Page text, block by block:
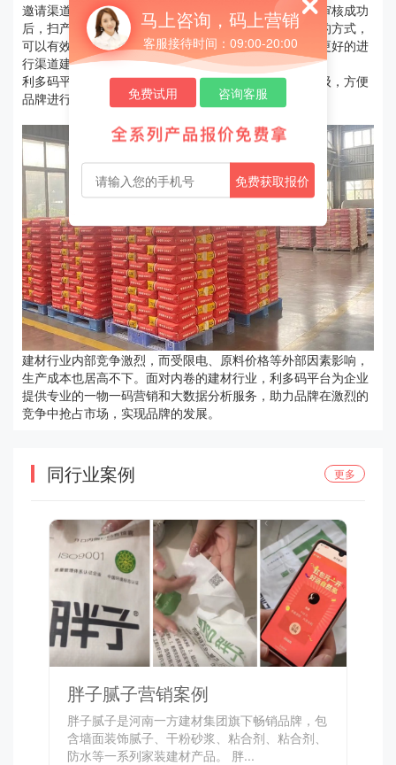
马上咨询，码上营销
客服接待时间：09:00-20:00
免费试用 咨询客服
免费获取报价
邀请渠道商注册，加盟成为品牌的经销商。渠道商注册审核成功
后，扫产品外侧码就可以领取专属渠道奖励。通过这样的方式，
可以有效的提高经销商进出货的积极性，帮助姚氏品牌更好的进
行渠道建设。
利多码平台还提供渠道等级管理服务，通过设置不同层级，方便
品牌进行后续的渠道管理。
建材行业内部竞争激烈，而受限电、原料价格等外部因素影响，
生产成本也居高不下。面对内卷的建材行业，利多码平台为企业
提供专业的一物一码营销和大数据分析服务，助力品牌在激烈的
竞争中抢占市场，实现品牌的发展。
同行业案例 更多
胖子腻子营销案例
胖子腻子是河南一方建材集团旗下畅销品牌，包
含墙面装饰腻子、干粉砂浆、粘合剂、粘合剂、
防水等一系列家装建材产品。 胖...